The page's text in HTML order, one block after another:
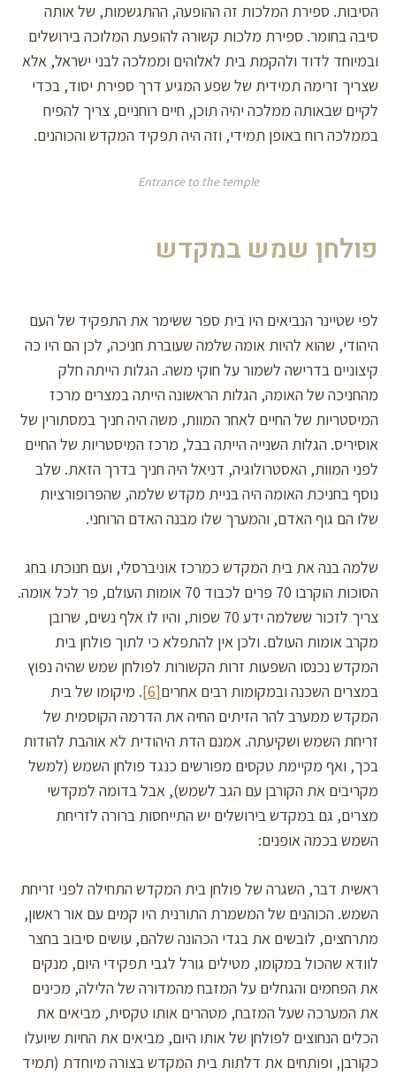
הסיבות. ספירת המלכות זה ההופעה, ההתגשמות, של אותה
סיבה בחומר. ספירת מלכות קשורה להופעת המלוכה בירושלים
ובמיוחד לדוד ולהקמת בית לאלוהים וממלכה לבני ישראל, אלא
שצריך זרימה תמידית של שפע המגיע דרך ספירת יסוד, בכדי
לקיים שבאותה ממלכה יהיה תוכן, חיים רוחניים, צריך להפיח
בממלכה רוח באופן תמידי, וזה היה תפקיד המקדש והכוהנים.
Entrance to the temple
פולחן שמש במקדש
לפי שטיינר הנביאים היו בית ספר ששימר את התפקיד של העם
היהודי, שהוא להיות אומה שלמה שעוברת חניכה, לכן הם היו כה
קיצוניים בדרישה לשמור על חוקי משה. הגלות הייתה חלק
מהחניכה של האומה, הגלות הראשונה הייתה במצרים מרכז
המיסטריות של החיים לאחר המוות, משה היה חניך במסתורין של
אוסיריס. הגלות השנייה הייתה בבל, מרכז המיסטריות של החיים
לפני המוות, האסטרולוגיה, דניאל היה חניך בדרך הזאת. שלב
נוסף בחניכת האומה היה בניית מקדש שלמה, שהפרופורציות
שלו הם גוף האדם, והמערך שלו מבנה האדם הרוחני.
שלמה בנה את בית המקדש כמרכז אוניברסלי, ועם חנוכתו בחג
הסוכות הוקרבו 70 פרים לכבוד 70 אומות העולם, פר לכל אומה.
צריך לזכור ששלמה ידע 70 שפות, והיו לו אלף נשים, שרובן
מקרב אומות העולם. ולכן אין להתפלא כי לתוך פולחן בית
המקדש נכנסו השפעות זרות הקשורות לפולחן שמש שהיה נפוץ
במצרים השכנה ובמקומות רבים אחרים[6]
. מיקומו של בית
המקדש ממערב להר הזיתים החיה את הדרמה הקוסמית של
זריחת השמש ושקיעתה. אמנם הדת היהודית לא אוהבת להודות
בכך, ואף מקיימת טקסים מפורשים כנגד פולחן השמש (למשל
מקריבים את הקורבן עם הגב לשמש), אבל בדומה למקדשי
מצרים, גם במקדש בירושלים יש התייחסות ברורה לזריחת
השמש בכמה אופנים:
ראשית דבר, השגרה של פולחן בית המקדש התחילה לפני זריחת
השמש. הכוהנים של המשמרת התורנית היו קמים עם אור ראשון,
מתרחצים, לובשים את בגדי הכהונה שלהם, עושים סיבוב בחצר
לוודא שהכול במקומו, מטילים גורל לגבי תפקידי היום, מנקים
את הפחמים והגחלים על המזבח מהמדורה של הלילה, מכינים
את המערכה שעל המזבח, מטהרים אותו טקסית, מביאים את
הכלים הנחוצים לפולחן של אותו היום, מביאים את החיות שיועלו
כקורבן, ופותחים את דלתות בית המקדש בצורה מיוחדת (תמיד